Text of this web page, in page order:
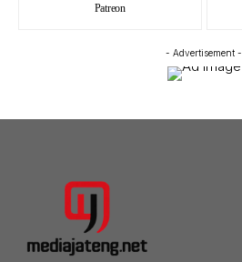
Patreon
- Advertisement -